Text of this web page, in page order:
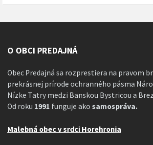
O OBCI PREDAJNÁ
Obec Predajná sa rozprestiera na pravom
prekrásnej prírode ochranného pásma
Nízke Tatry medzi Banskou Bystricou a
Od roku 1991 funguje ako samospráva.
Malebná obec v srdci Horehronia